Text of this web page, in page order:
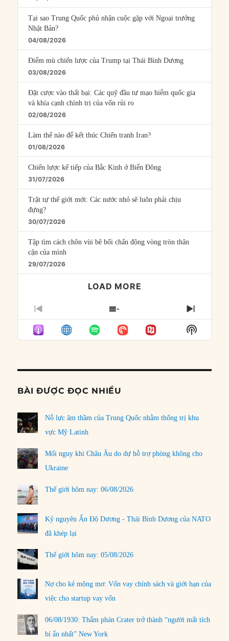
Tại sao Trung Quốc phủ nhận cuộc gặp với Ngoại trưởng
Nhật Bản?
04/08/2026
Điểm mù chiến lược của Trump tại Thái Bình Dương
03/08/2026
Đặt cược vào thất bại: Các quỹ đầu tư mạo hiểm quốc gia
và khía cạnh chính trị của vốn rủi ro
02/08/2026
Làm thế nào để kết thúc Chiến tranh Iran?
01/08/2026
Chiến lược kế tiếp của Bắc Kinh ở Biển Đông
31/07/2026
Trật tự thế giới mới: Các nước nhỏ sẽ luôn phải chịu
đựng?
30/07/2026
Tập tìm cách chôn vùi bê bối chấn động vòng tròn thân
cận của mình
29/07/2026
LOAD MORE
PREVIOUS
EPISODE
SHOW
EPISODES
LIST
NEXT
Show
Podcast
BÀI ĐƯỢC ĐỌC NHIỀU
Nỗ lực âm thầm của Trung Quốc nhằm thống trị khu
vực Mỹ Latinh
Mối nguy khi Châu Âu do dự hỗ trợ phòng không cho
Ukraine
Thế giới hôm nay: 06/08/2026
Kỷ nguyên Ấn Độ Dương - Thái Bình Dương của NATO
đã khép lại
Thế giới hôm nay: 05/08/2026
Nợ cho kẻ mộng mơ: Vốn vay chính sách và giới hạn của
việc cho startup vay vốn
06/08/1930: Thẩm phán Crater trở thành “người mất tích
bí ẩn nhất” New York